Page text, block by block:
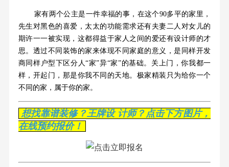
家有两个公主是一件幸福的事，在这个90多平的家里，
先生对黑色的喜爱，太太的功能需求还有夫妻二人对女儿的
期许一一被实现，这都得益于家人之间的爱还有设计师的才
思。透过不同装饰的家来体现不同家庭的意义，是同样开发
商同样户型下区分人“家”异“家”的基础。关上门，你我都一
样，开起门，那是你我不同的天地。极家精装只为给你一个
不同的家，属于你的家。
想找靠谱装修？王牌设 计师？点击下方图片，
在线预约报价！